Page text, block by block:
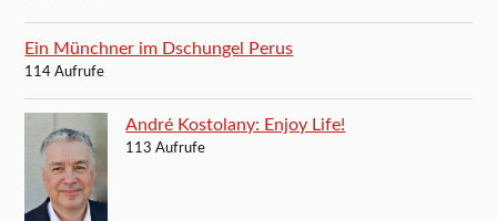
Ein Münchner im Dschungel Perus
114 Aufrufe
André Kostolany: Enjoy Life!
113 Aufrufe